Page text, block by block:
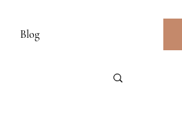
Blog